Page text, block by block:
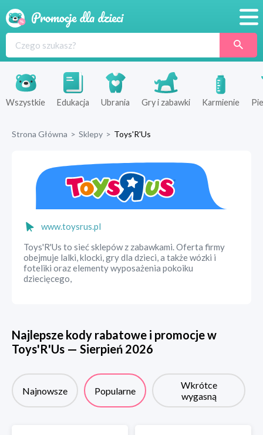
Produkty
Sklepy
Wszystkie Edukacja Ubrania Gry i zabawki Karmienie
Strona Główna > Sklepy > Toys'R'Us
www.toysrus.pl
Toys'R'Us to sieć sklepów z zabawkami. Oferta firmy
obejmuje lalki, klocki, gry dla dzieci, a także wózki i
foteliki oraz elementy wyposażenia pokoiku
dziecięcego,
Najlepsze kody rabatowe i promocje w
Toys'R'Us — Sierpień 2026
Najnowsze Popularne
Wkrótce
wygasną